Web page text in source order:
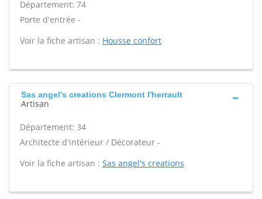
Département: 74
Porte d'entrée -
Voir la fiche artisan : Housse confort
Sas angel's creations Clermont l'herrault
Artisan
Département: 34
Architecte d'intérieur / Décorateur -
Voir la fiche artisan : Sas angel's creations